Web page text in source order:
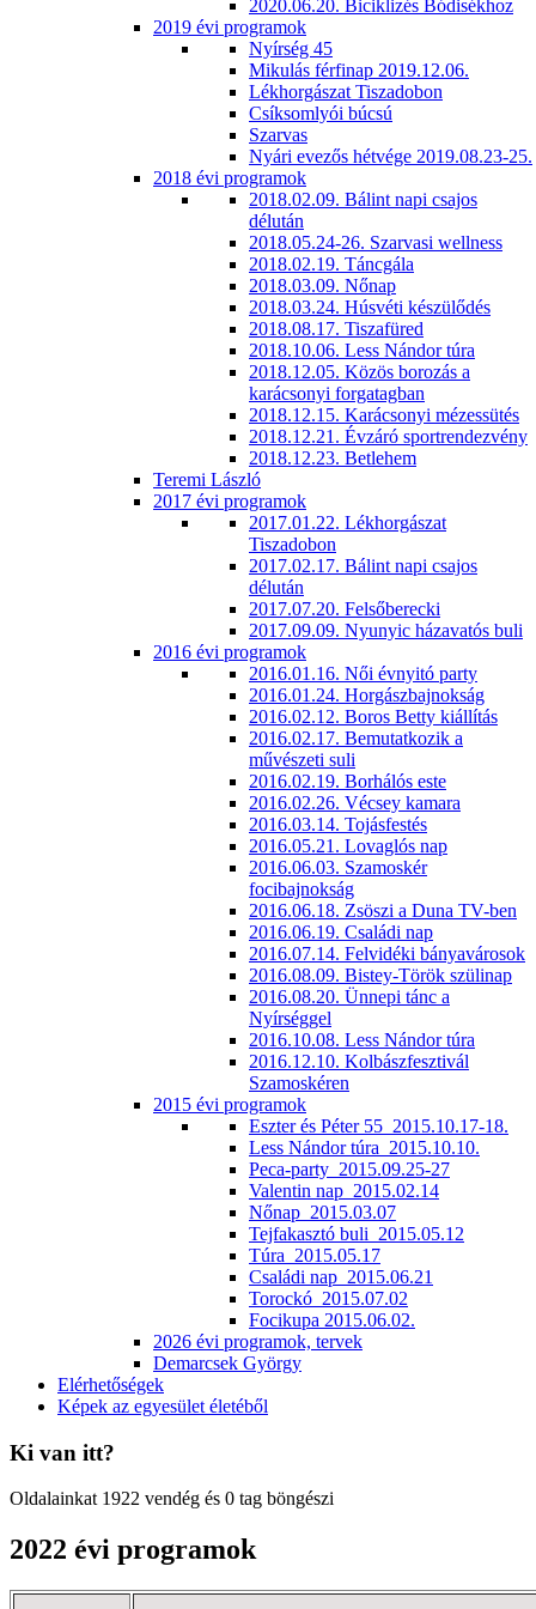
2020.06.20. Biciklizés Bódisékhoz
2019 évi programok
Nyírség 45
Mikulás férfinap 2019.12.06.
Lékhorgászat Tiszadobon
Csíksomlyói búcsú
Szarvas
Nyári evezős hétvége 2019.08.23-25.
2018 évi programok
2018.02.09. Bálint napi csajos
délután
2018.05.24-26. Szarvasi wellness
2018.02.19. Táncgála
2018.03.09. Nőnap
2018.03.24. Húsvéti készülődés
2018.08.17. Tiszafüred
2018.10.06. Less Nándor túra
2018.12.05. Közös borozás a
karácsonyi forgatagban
2018.12.15. Karácsonyi mézessütés
2018.12.21. Évzáró sportrendezvény
2018.12.23. Betlehem
Teremi László
2017 évi programok
2017.01.22. Lékhorgászat
Tiszadobon
2017.02.17. Bálint napi csajos
délután
2017.07.20. Felsőberecki
2017.09.09. Nyunyic házavatós buli
2016 évi programok
2016.01.16. Női évnyitó party
2016.01.24. Horgászbajnokság
2016.02.12. Boros Betty kiállítás
2016.02.17. Bemutatkozik a
művészeti suli
2016.02.19. Borhálós este
2016.02.26. Vécsey kamara
2016.03.14. Tojásfestés
2016.05.21. Lovaglós nap
2016.06.03. Szamoskér
focibajnokság
2016.06.18. Zsöszi a Duna TV-ben
2016.06.19. Családi nap
2016.07.14. Felvidéki bányavárosok
2016.08.09. Bistey-Török szülinap
2016.08.20. Ünnepi tánc a
Nyírséggel
2016.10.08. Less Nándor túra
2016.12.10. Kolbászfesztivál
Szamoskéren
2015 évi programok
Eszter és Péter 55_2015.10.17-18.
Less Nándor túra_2015.10.10.
Peca-party_2015.09.25-27
Valentin nap_2015.02.14
Nőnap_2015.03.07
Tejfakasztó buli_2015.05.12
Túra_2015.05.17
Családi nap_2015.06.21
Torockó_2015.07.02
Focikupa 2015.06.02.
2026 évi programok, tervek
Demarcsek György
Elérhetőségek
Képek az egyesület életéből
Ki van itt?
Oldalainkat 1922 vendég és 0 tag böngészi
2022 évi programok